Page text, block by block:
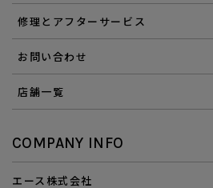
修理とアフターサービス
お問い合わせ
店舗一覧
COMPANY INFO
エース株式会社